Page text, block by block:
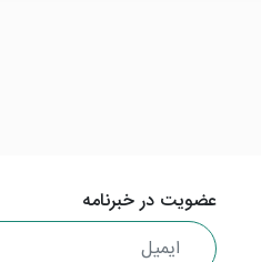
عضویت در خبرنامه